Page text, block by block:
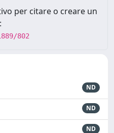
per citare o creare un
802
ND
ND
ND